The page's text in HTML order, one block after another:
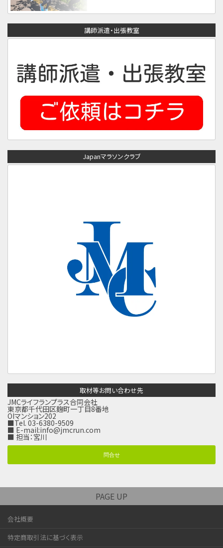
講師派遣・出張教室
Japanマラソンクラブ
取材等お問い合わせ先
JMCライフランプラス合同会社
東京都千代田区麹町一丁目8番地
OIマンション202
■Tel. 03-6380-9509
■ E-mail:info@jmcrun.com
■ 担当：宮川
問合せ
PAGE UP
会社概要
特定商取引法に基づく表示